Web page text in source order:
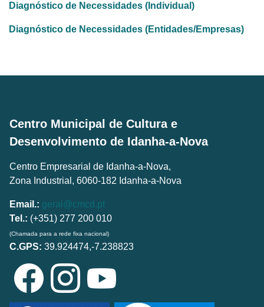
Diagnóstico de Necessidades (Individual)
Diagnóstico de Necessidades (Entidades/Empresas)
Centro Municipal de Cultura e
Desenvolvimento de Idanha-a-Nova
Centro Empresarial de Idanha-a-Nova,
Zona Industrial, 6060-182 Idanha-a-Nova
Email.: geral@cmcd.pt
Tel.: (+351) 277 200 010
(Chamada para a rede fixa nacional)
C.GPS: 39.924474,-7.238823